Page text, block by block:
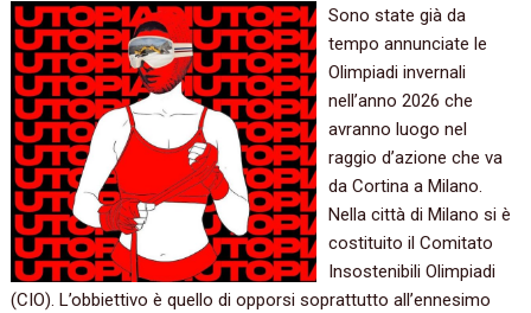
Sono state già da
tempo annunciate le
Olimpiadi invernali
nell’anno 2026 che
avranno luogo nel
raggio d’azione che va
da Cortina a Milano.
Nella città di Milano si è
costituito il Comitato
Insostenibili Olimpiadi
(CIO). L’obbiettivo è quello di opporsi soprattutto all’ennesimo